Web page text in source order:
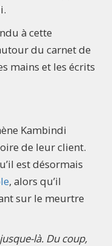
à cette
du carnet de
mains et les écrits
Kambindi
de leur client.
est désormais
, alors qu’il
sur le meurtre
là. Du coup,